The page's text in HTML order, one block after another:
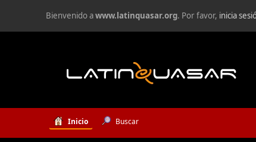
Bienvenido awww.latinquasar.org. Por favor, inicia
Inicio Buscar